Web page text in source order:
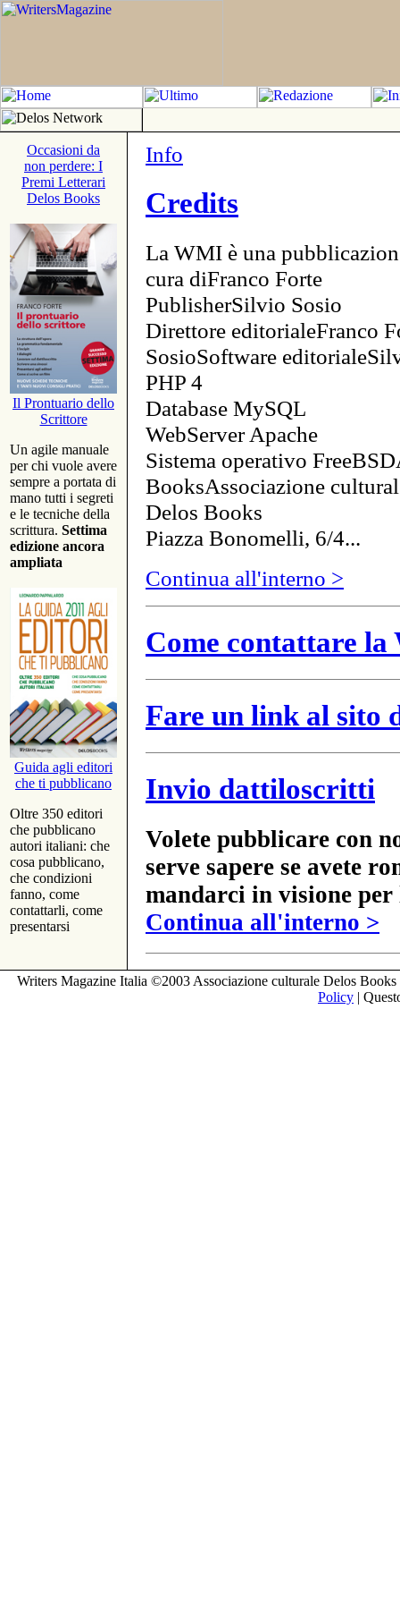
Occasioni da
non perdere: I
Premi Letterari
Delos Books
Il Prontuario dello
Scrittore
Un agile manuale
per chi vuole avere
sempre a portata di
mano tutti i segreti
e le tecniche della
scrittura. Settima
edizione ancora
ampliata
Guida agli editori
che ti pubblicano
Oltre 350 editori
che pubblicano
autori italiani: che
cosa pubblicano,
che condizioni
fanno, come
contattarli, come
presentarsi
Info
Credits
La WMI è una
cura diFranco Forte
PublisherSilvio Sosio
Direttore editorialeFranco
SosioSoftware
PHP 4
Database MySQL
WebServer Apache
Sistema operativo
BooksAssociazione
Delos Books
Piazza Bonomelli, 6/4...
Continua all'interno >
Come contattare
Fare un link al sito
Invio dattiloscritti
Volete pubblicare con
serve sapere se avete
mandarci in visione
Continua all'interno >
Writers Magazine Italia ©2003 Associazione culturale Delos
Policy |